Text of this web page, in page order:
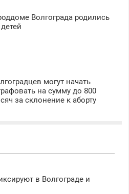
Волгограда родились
могут начать
на сумму до 800
за склонение к аборту
в Волгограде и